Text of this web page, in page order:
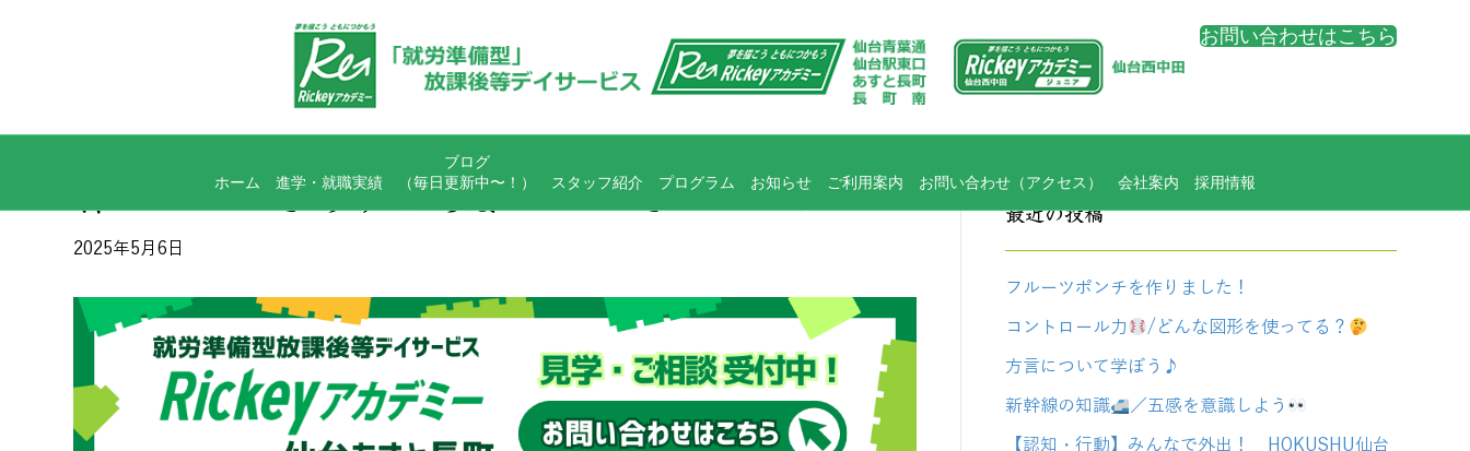
ホーム 進学・就職実績
ブログ
（毎日更新中〜！）
スタッフ紹介 プログラム お知らせ ご利用案内 お問い合わせ（アクセス） 会社案内 採用情報
お問い合わせはこちら
作っておにぎらず！ちょっとしたおやつ！
2025年5月6日
最近の投稿
フルーツポンチを作りました！
コントロール力
/どんな図形を使ってる？
方言について学ぼう♪
新幹線の知識
／五感を意識しよう
【認知・行動】みんなで外出！ HOKUSHU仙台